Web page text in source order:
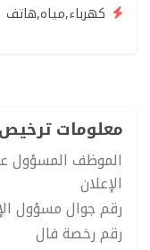
كهرباء,مياه,هاتف
معلومات ترخيص
الموظف المسؤول
الإعلان
رقم جوال مسؤول
رقم رخصة فال